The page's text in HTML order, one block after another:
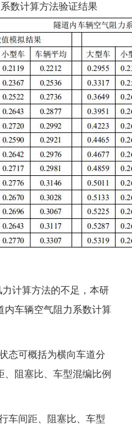
数计算方法验证结果
计算方法的不足，本研
内车辆空气阻力系数计算
可概括为横向车道分
阻塞比、车型混编比例
间距、阻塞比、车型